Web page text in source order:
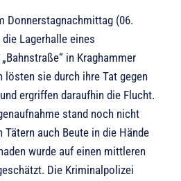
Donnerstagnachmittag (06.
Lagerhalle eines
in Kraghammer
sie durch ihre Tat gegen
ergriffen daraufhin die Flucht.
stand noch nicht
auch Beute in die Hände
wurde auf einen mittleren
Die Kriminalpolizei